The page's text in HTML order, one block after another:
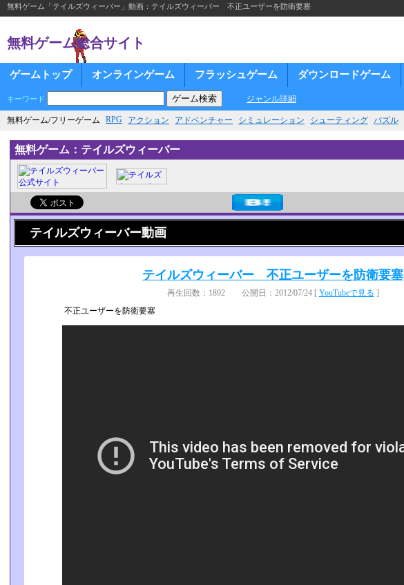
無料ゲーム「テイルズウィーバー」動画：テイルズウィーバー 不正ユーザーを防衛要塞
無料ゲーム総合サイト
ゲームトップ オンラインゲーム フラッシュゲーム ダウンロードゲーム
キーワード ジャンル詳細
無料ゲーム/フリーゲーム RPG アクション アドベンチャー シミュレーション シューティング パズル
無料ゲーム：テイルズウィーバー
テイルズウィーバー動画
テイルズウィーバー 不正ユーザーを防衛要塞
再生回数：1892 公開日：2012/07/24 [ YouTubeで見る ]
不正ユーザーを防衛要塞